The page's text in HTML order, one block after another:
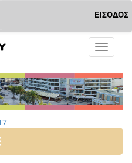
ΕΙΣΟΔΟΣ
Toggle